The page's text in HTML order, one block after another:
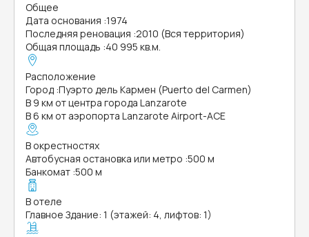
Общее
Дата основания :1974
Последняя реновация :2010 (Вся территория)
Общая площадь :40 995 кв.м.
Расположение
Город :Пуэрто дель Кармен (Puerto del Carmen)
В 9 км от центра города Lanzarote
В 6 км от аэропорта Lanzarote Airport-ACE
В окрестностях
Автобусная остановка или метро :500 м
Банкомат :500 м
В отеле
Главное Здание: 1 (этажей: 4, лифтов: 1)